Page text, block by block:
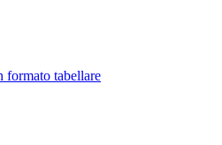
tabellare